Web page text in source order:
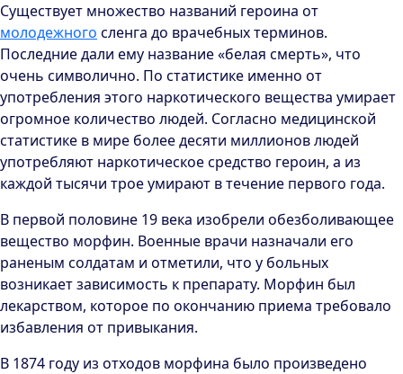
Существует множество названий героина от
молодежного сленга до врачебных терминов.
Последние дали ему название «белая смерть», что
очень символично. По статистике именно от
употребления этого наркотического вещества умирает
огромное количество людей. Согласно медицинской
статистике в мире более десяти миллионов людей
употребляют наркотическое средство героин, а из
каждой тысячи трое умирают в течение первого года.
В первой половине 19 века изобрели обезболивающее
вещество морфин. Военные врачи назначали его
раненым солдатам и отметили, что у больных
возникает зависимость к препарату. Морфин был
лекарством, которое по окончанию приема требовало
избавления от привыкания.
В 1874 году из отходов морфина было произведено